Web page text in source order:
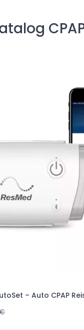
CPAP
Löwenstein
– Auto CPAP